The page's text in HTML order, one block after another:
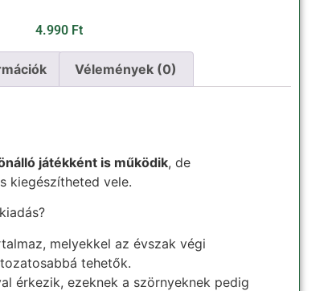
4.990 Ft
Vélemények (0)
játékként is működik, de
kiegészítheted vele.
melyekkel az évszak végi
tehetők.
érkezik, ezeknek a szörnyeknek pedig